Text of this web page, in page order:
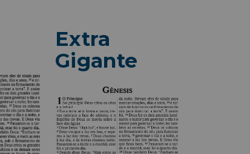
Extra
Gigante